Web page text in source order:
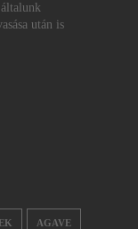
után is
AGAVE